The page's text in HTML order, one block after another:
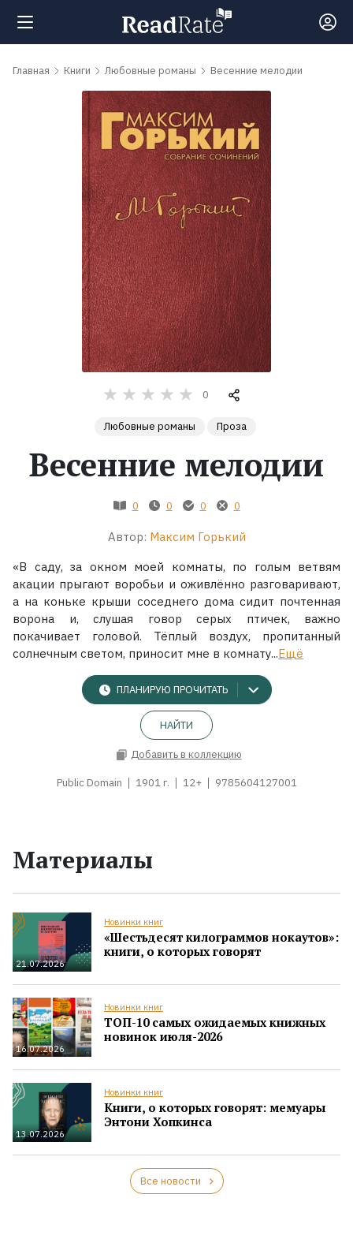
Поиск
Рейтинги
обсуждаемые
Экранизации
Главная Книги Любовные романы Весенние мелодии
0
Любовные романы Проза
Весенние мелодии
0 0 0 0
Автор: Максим Горький
«В саду, за окном моей комнаты, по голым ветвям
акации прыгают воробьи и оживлённо разговаривают,
а на коньке крыши соседнего дома сидит почтенная
ворона и, слушая говор серых птичек, важно
покачивает головой. Тёплый воздух, пропитанный
солнечным светом, приносит мне в комнату...Ещё
ПЛАНИРУЮ ПРОЧИТАТЬ
НАЙТИ
Добавить в коллекцию
Public Domain 1901 г. 12+ 9785604127001
Материалы
21.07.2026
Новинки книг
«Шестьдесят килограммов нокаутов»:
книги, о которых говорят
16.07.2026
Новинки книг
ТОП-10 самых ожидаемых книжных
новинок июля-2026
13.07.2026
Новинки книг
Книги, о которых говорят: мемуары
Энтони Хопкинса
Все новости